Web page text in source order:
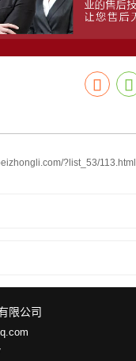
?list_53/113.html
限公司